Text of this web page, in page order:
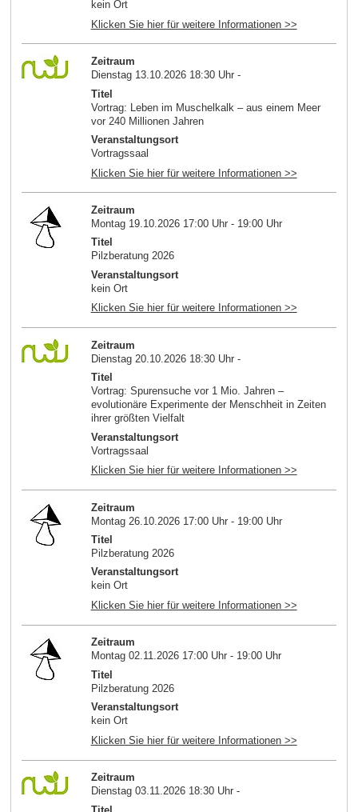
kein Ort
Klicken Sie hier für weitere Informationen >>
Zeitraum
Dienstag 13.10.2026 18:30 Uhr -
Titel
Vortrag: Leben im Muschelkalk – aus einem Meer
vor 240 Millionen Jahren
Veranstaltungsort
Vortragssaal
Klicken Sie hier für weitere Informationen >>
Zeitraum
Montag 19.10.2026 17:00 Uhr - 19:00 Uhr
Titel
Pilzberatung 2026
Veranstaltungsort
kein Ort
Klicken Sie hier für weitere Informationen >>
Zeitraum
Dienstag 20.10.2026 18:30 Uhr -
Titel
Vortrag: Spurensuche vor 1 Mio. Jahren –
evolutionäre Experimente der Menschheit in Zeiten
ihrer größten Vielfalt
Veranstaltungsort
Vortragssaal
Klicken Sie hier für weitere Informationen >>
Zeitraum
Montag 26.10.2026 17:00 Uhr - 19:00 Uhr
Titel
Pilzberatung 2026
Veranstaltungsort
kein Ort
Klicken Sie hier für weitere Informationen >>
Zeitraum
Montag 02.11.2026 17:00 Uhr - 19:00 Uhr
Titel
Pilzberatung 2026
Veranstaltungsort
kein Ort
Klicken Sie hier für weitere Informationen >>
Zeitraum
Dienstag 03.11.2026 18:30 Uhr -